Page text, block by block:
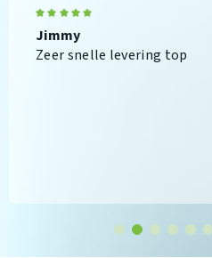
Jimmy
Zeer snelle levering top